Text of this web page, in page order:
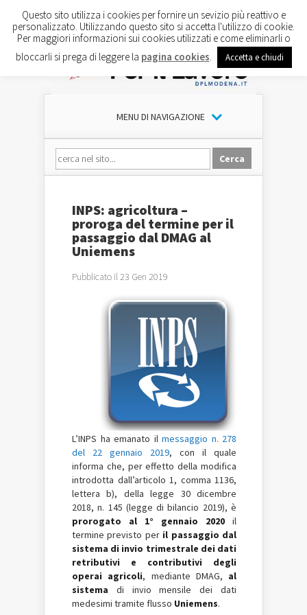
MENU DI NAVIGAZIONE
INPS: agricoltura –
proroga del termine per il
passaggio dal DMAG al
Uniemens
Pubblicato il 23 Gen 2019
L’INPS ha emanato il messaggio n. 278
del 22 gennaio 2019, con il quale
informa che, per effetto della modifica
introdotta dall’articolo 1, comma 1136,
lettera b), della legge 30 dicembre
2018, n. 145 (legge di bilancio 2019), è
prorogato al 1° gennaio 2020 il
termine previsto per il passaggio dal
sistema di invio trimestrale dei dati
retributivi e contributivi degli
operai agricoli, mediante DMAG, al
sistema di invio mensile dei dati
medesimi tramite flusso Uniemens.
Questo sito utilizza i cookies per fornire un sevizio più reattivo e
personalizzato. Utilizzando questo sito si accetta l'utilizzo di cookie.
Per maggiori informazioni sui cookies utilizzati e come eliminarli o
bloccarli si prega di leggere la pagina cookies Accetta e chiudi